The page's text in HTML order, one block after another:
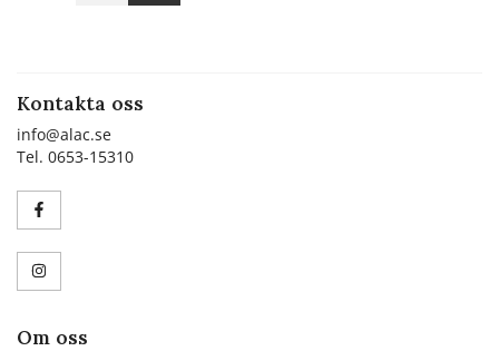
Kontakta oss
info@alac.se
Tel. 0653-15310
Om oss